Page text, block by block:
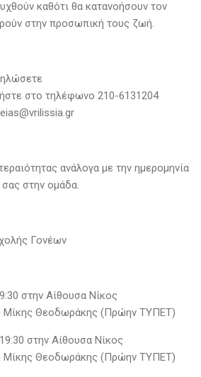
καθότι θα κατανοήσουν τον
στην προσωπική τους ζωή.
στο τηλέφωνο 210-6131204
ανάλογα με την ημερομηνία
στην ομάδα.
Γονέων
στην Αίθουσα Νίκος
Μίκης Θεοδωράκης (Πρώην ΤΥΠΕΤ)
στην Αίθουσα Νίκος
Μίκης Θεοδωράκης (Πρώην ΤΥΠΕΤ)